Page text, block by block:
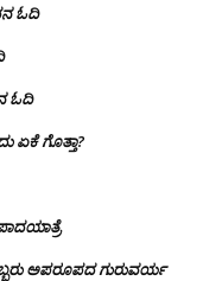
ಓದಿ
ಓದಿ
ಏಕೆ ಗೊತ್ತಾ?
ಅಪರೂಪದ ಗುರುವರ್ಯ